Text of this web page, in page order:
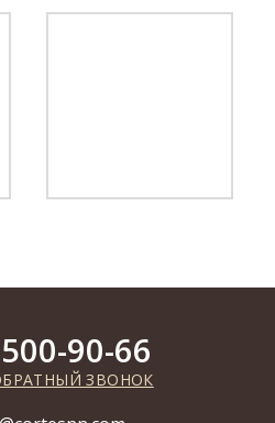
90-66
ЗВОНОК